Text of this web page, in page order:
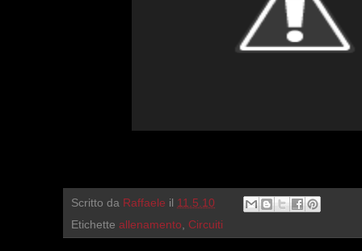
Scritto da Raffaele il 11.5.10
Etichette allenamento, Circuiti